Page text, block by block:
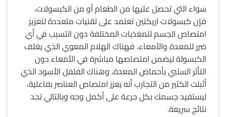
سواء التي تحصل عليها من الطعام أو من الكبسولات،
فإن كبسولات اريكتين تعتمد على تقنيات متعددة لتعزيز
امتصاص الجسم للمغذيات المختلفة دون التسبب في أي
ضرر للمعدة والأمعاء، فهناك الهلام المعوي الذي يغلف
الكبسولة ليضمن امتصاصها مباشرة في الأمعاء دون
التأثر السلبي بأحماض المعدة، وهناك الفلفل الأسود الذي
أثبتت الكثير من التجارب أنه يعزز امتصاص العناصر بفاعلية،
ليستفيد جسمك بكل جرعة على أكمل وجه وبالتالي تجد
نتائج سريعة.